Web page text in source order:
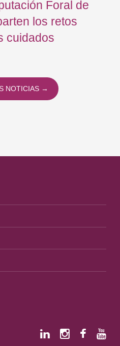
Foral de
los retos
cuidados
NOTICIAS →